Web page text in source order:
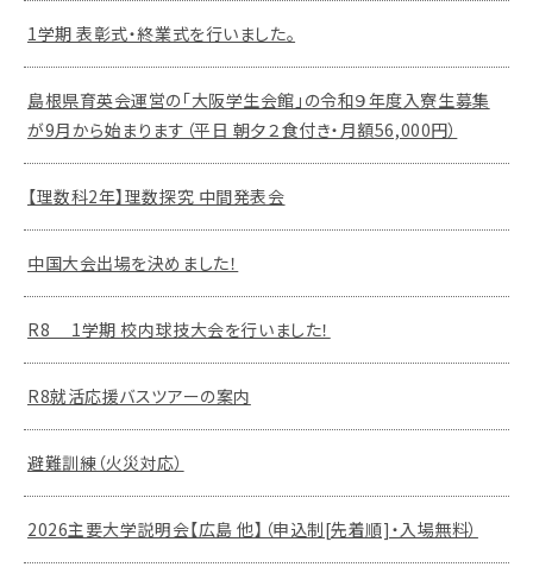
1学期 表彰式・終業式を行いました。
島根県育英会運営の「大阪学生会館」の令和９年度入寮生募集
が9月から始まります（平日 朝夕２食付き・月額56,000円）
【理数科2年】理数探究 中間発表会
中国大会出場を決めました！
R8 1学期 校内球技大会を行いました！
R8就活応援バスツアーの案内
避難訓練（火災対応）
2026主要大学説明会【広島 他】（申込制[先着順]・入場無料）